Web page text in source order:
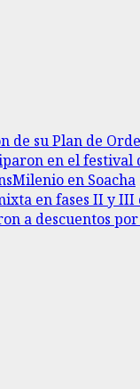
de su Plan de
en el festival
en Soacha
en fases II y III
a descuentos